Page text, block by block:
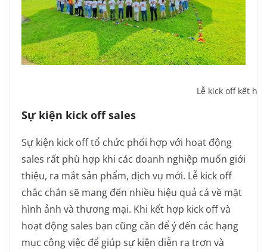
Lễ kick off kết
Sự kiện kick off sales
Sự kiện kick off tổ chức phối hợp với hoạt động
sales rất phù hợp khi các doanh nghiệp muốn giới
thiệu, ra mắt sản phẩm, dịch vụ mới. Lễ kick off
chắc chắn sẽ mang đến nhiều hiệu quả cả về mặt
hình ảnh và thương mại. Khi kết hợp kick off và
hoạt động sales bạn cũng cần để ý đến các hạng
mục công việc để giúp sự kiện diễn ra trơn và